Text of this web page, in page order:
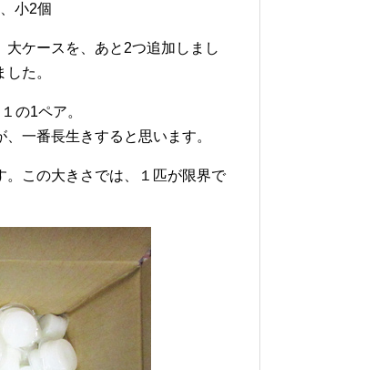
小2個
ケースを、あと2つ追加しまし
た。
の1ペア。
一番長生きすると思います。
。この大きさでは、１匹が限界で